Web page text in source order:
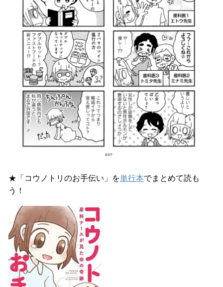
★「コウノトリのお手伝い」を単行本でまとめて読も
う！